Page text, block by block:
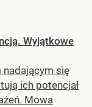
Wyjątkowe
nadającym się
ich potencjał
Mowa